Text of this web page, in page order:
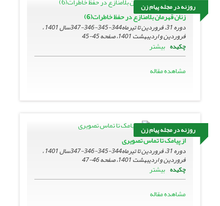
روزنه در مجله پیام زن
زنان قهرمان بلامنازع در حفظ خاطرات(6)
دوره 31، فروردین تا تیرماه344-345-346-347سال 1401 ،
فروردین و اردیبهشت 1401، صفحه
45-45
چکیده بیشتر
مشاهده مقاله
روزنه در مجله پیام زن
از پیامک تا تماس تصویری
دوره 31، فروردین تا تیرماه344-345-346-347سال 1401 ،
فروردین و اردیبهشت 1401، صفحه
46-47
چکیده بیشتر
مشاهده مقاله